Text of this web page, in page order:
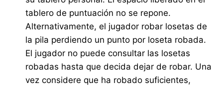
tablero de puntuación no se repone.
Alternativamente, el jugador robar losetas de
la pila perdiendo un punto por loseta robada.
El jugador no puede consultar las losetas
robadas hasta que decida dejar de robar. Una
vez considere que ha robado suficientes,